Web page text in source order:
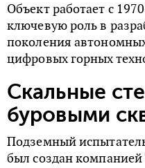
Объект работает с
ключевую роль в
поколения
цифровых горных
Скальные
буровыми
Подземный
был создан